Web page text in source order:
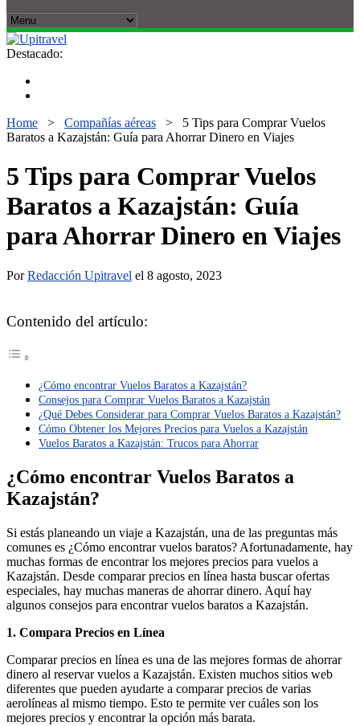
Destacado:
Home > Compañías aéreas > 5 Tips para Comprar Vuelos
Baratos a Kazajstán: Guía para Ahorrar Dinero en Viajes
5 Tips para Comprar Vuelos
Baratos a Kazajstán: Guía
para Ahorrar Dinero en Viajes
PorRedacción Upitravel el 8 agosto, 2023
Contenido del artículo:
¿Cómo encontrar Vuelos Baratos a Kazajstán?
Consejos para Comprar Vuelos Baratos a Kazajstán
¿Qué Debes Considerar para Comprar Vuelos Baratos a Kazajstán?
Cómo Obtener los Mejores Precios para Vuelos a Kazajstán
Vuelos Baratos a Kazajstán: Trucos para Ahorrar
¿Cómo encontrar Vuelos Baratos a
Kazajstán?
Si estás planeando un viaje a Kazajstán, una de las preguntas más
comunes es ¿Cómo encontrar vuelos baratos? Afortunadamente, hay
muchas formas de encontrar los mejores precios para vuelos a
Kazajstán. Desde comparar precios en línea hasta buscar ofertas
especiales, hay muchas maneras de ahorrar dinero. Aquí hay
algunos consejos para encontrar vuelos baratos a Kazajstán.
1. Compara Precios en Línea
Comparar precios en línea es una de las mejores formas de ahorrar
dinero al reservar vuelos a Kazajstán. Existen muchos sitios web
diferentes que pueden ayudarte a comparar precios de varias
aerolíneas al mismo tiempo. Esto te permite ver cuáles son los
mejores precios y encontrar la opción más barata.